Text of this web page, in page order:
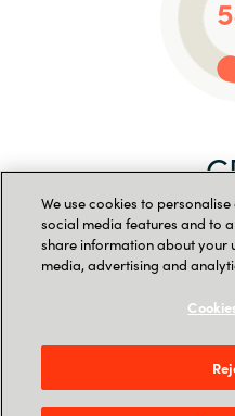
lakše
https://
us/worklab/work-
earliest-users-
at-work
We use cookies to
social media features and to
share information about your
media, advertising and